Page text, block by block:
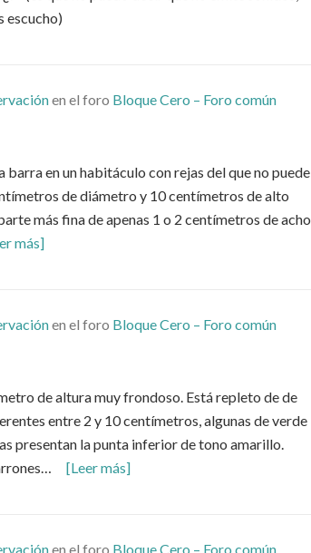
escucho)
en el foro Bloque Cero – Foro común
en un habitáculo con rejas del que no puede
de diámetro y 10 centímetros de alto
más fina de apenas 1 o 2 centímetros de acho
más]
en el foro Bloque Cero – Foro común
de altura muy frondoso. Está repleto de de
entre 2 y 10 centímetros, algunas de verde
presentan la punta inferior de tono amarillo.
[Leer más]
en el foro Bloque Cero – Foro común